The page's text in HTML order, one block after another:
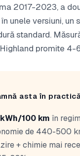
2017-2023, a
în unele versiuni, un
standard.
promite 4-
asta în
kWh/100 km în
de 440-500
+ chimie mai